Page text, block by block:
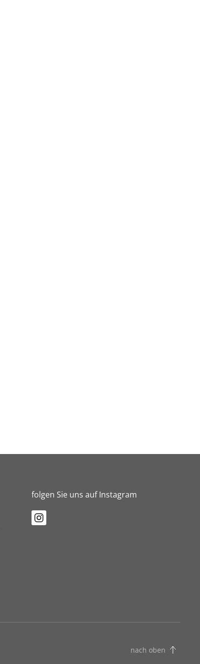
folgen Sie uns auf Instagram
nach oben